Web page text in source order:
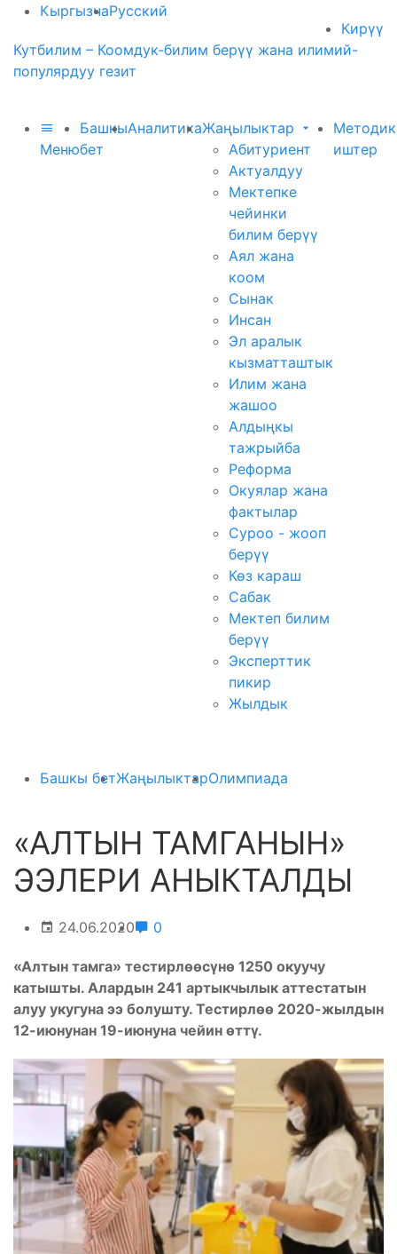
КыргызчаРусский
Кирүү
Кутбилим – Коомдук-билим берүү жана илимий-
популярдуу гезит
Меню
Башкы
бет
АналитикаЖаңылыктар
Абитуриент
Актуалдуу
Мектепке
чейинки
билим берүү
Аял жана
коом
Сынак
Инсан
Эл аралык
кызматташтык
Илим жана
жашоо
Алдыңкы
тажрыйба
Реформа
Окуялар жана
фактылар
Суроо - жооп
берүү
Көз караш
Сабак
Мектеп билим
берүү
Эксперттик
пикир
Жылдык
иштер
Башкы бетЖаңылыктарОлимпиада
«АЛТЫН ТАМГАНЫН»
ЭЭЛЕРИ АНЫКТАЛДЫ
24.06.2020 0
«Алтын тамга» тестирлөөсүнө 1250 окуучу
катышты. Алардын 241 артыкчылык аттестатын
алуу укугуна ээ болушту. Тестирлөө 2020-жылдын
12-июнунан 19-июнуна чейин өттү.